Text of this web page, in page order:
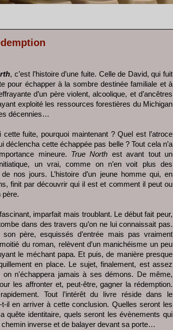
, c’est l’histoire d’une fuite. Celle de David, qui fuit
pour échapper à la sombre destinée familiale et à
d’un père violent, alcoolique, et d’ancêtres
exploité les ressources forestières du Michigan
décennies…
cette fuite, pourquoi maintenant ? Quel est l’atroce
déclencha cette échappée pas belle ? Tout cela n’a
mineure. True North est avant tout un
un vrai, comme on n’en voit plus des
nos jours. L’histoire d’un jeune homme qui, en
finit par découvrir qui il est et comment il peut ou
père.
imparfait mais troublant. Le début fait peur,
dans des travers qu’on ne lui connaissait pas.
père, esquissés d’entrée mais pas vraiment
du roman, relèvent d’un manichéisme un peu
le méchant papa. Et puis, de manière presque
en place. Le sujet, finalement, est assez
on n'échappera jamais à ses démons. De même,
les affronter et, peut-être, gagner la rédemption.
Tout l’intérêt du livre réside dans le
il en arriver à cette conclusion. Quelles seront les
quête identitaire, quels seront les évènements qui
chemin inverse et de balayer devant sa porte…